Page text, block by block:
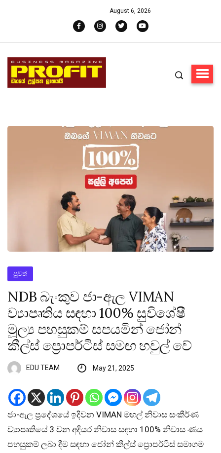
August 6, 2026
පුවත්
NDB බැංකුව ජා-ඇල VIMAN
ව්‍යාපෘතිය සඳහා 100% සුවිශේෂී
මූල්‍ය පහසුකම් සපයමින් ජෝන්
කීල්ස් ප්‍රොපර්ටීස් සමඟ හවුල් වේ
EDU TEAM May 21, 2025
ජා-ඇල ප‍්‍රදේශයේ ඉදිවන VIMAN මහල් නිවාස සංකීර්ණ
ව්‍යාපෘතියේ 3 වන අදියර නිවාස සඳහා 100% නිවාස ණය
පහසුකම් ලබා දීම සඳහා ජෝන් කීල්ස් ප්‍රොපර්ටීස් සමාගම